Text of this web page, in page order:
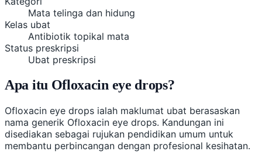
Mata telinga dan hidung
Kelas ubat
Antibiotik topikal mata
Status preskripsi
Ubat preskripsi
Apa itu Ofloxacin eye drops?
Ofloxacin eye drops ialah maklumat ubat berasaskan
nama generik Ofloxacin eye drops. Kandungan ini
disediakan sebagai rujukan pendidikan umum untuk
membantu perbincangan dengan profesional kesihatan.